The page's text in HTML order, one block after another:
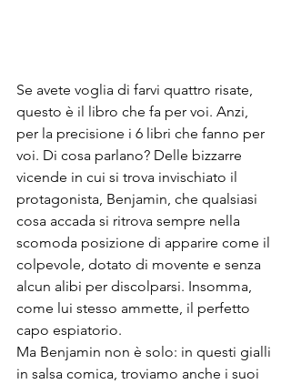
Se avete voglia di farvi quattro risate,
questo è il libro che fa per voi. Anzi,
per la precisione i 6 libri che fanno per
voi. Di cosa parlano? Delle bizzarre
vicende in cui si trova invischiato il
protagonista, Benjamin, che qualsiasi
cosa accada si ritrova sempre nella
scomoda posizione di apparire come il
colpevole, dotato di movente e senza
alcun alibi per discolparsi. Insomma,
come lui stesso ammette, il perfetto
capo espiatorio.
Ma Benjamin non è solo: in questi gialli
in salsa comica, troviamo anche i suoi